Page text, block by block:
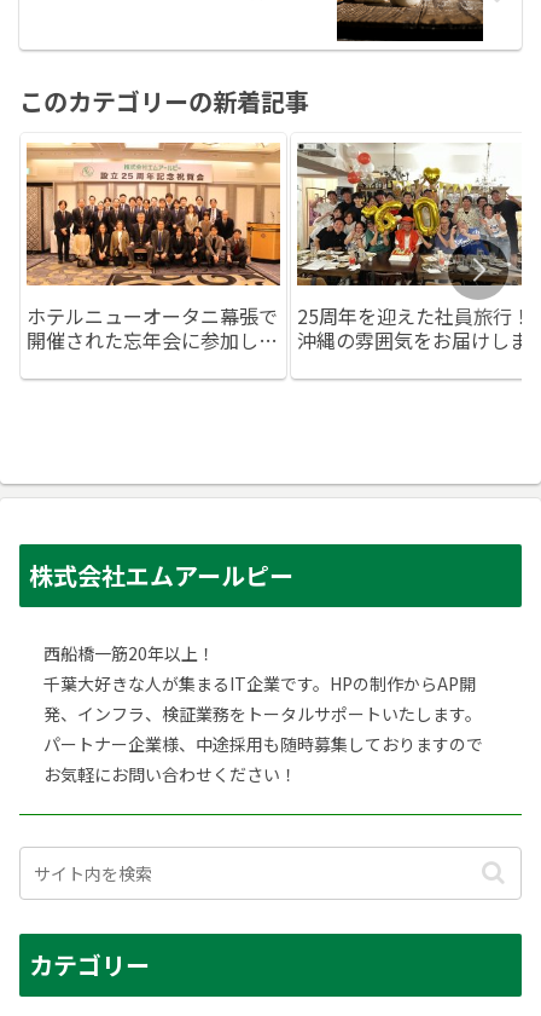
このカテゴリーの新着記事
ホテルニューオータニ幕張で
開催された忘年会に参加しま
25周年を迎えた社員旅行！
沖縄の雰囲気をお届けしま
株式会社エムアールピー
西船橋一筋20年以上！
千葉大好きな人が集まるIT企業です。HPの制作からAP開
発、インフラ、検証業務をトータルサポートいたします。
パートナー企業様、中途採用も随時募集しておりますので
お気軽にお問い合わせください！
カテゴリー